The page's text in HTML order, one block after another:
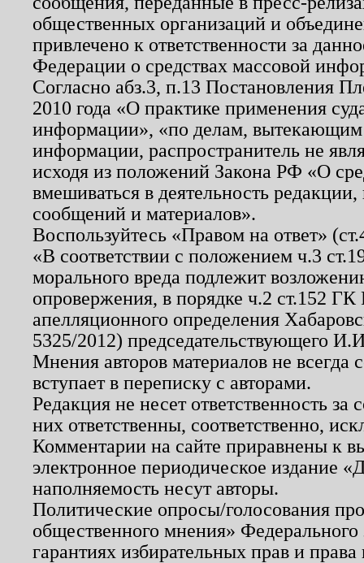
общественных организаций и
привлечено к ответственности за
Федерации о средствах массовой
Согласно абз.3, п.13 Постановления
2010 года «О практике применения
информации», «по делам, вытекающим
информации, распространитель не
исходя из положений Закона РФ «О
вмешиваться в деятельность
сообщений и материалов».
Воспользуйтесь «Правом на ответ»
«В соответствии с положением ч.3
морального вреда подлежит
опровержения, в порядке ч.2 ст.152
апелляционного определения
5325/2012) председательствующего
Мнения авторов материалов не
вступает в переписку с авторами.
Редакция не несет ответственность
них ответственны, соответственно,
Комментарии на сайте приравнены к
электронное периодическое издание
наполняемость несут авторы.
Политические опросы/голосования
общественного мнения»
гарантиях избирательных прав и